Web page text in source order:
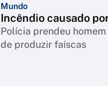
Mundo
Incêndio causado
Polícia prendeu
de produzir faíscas